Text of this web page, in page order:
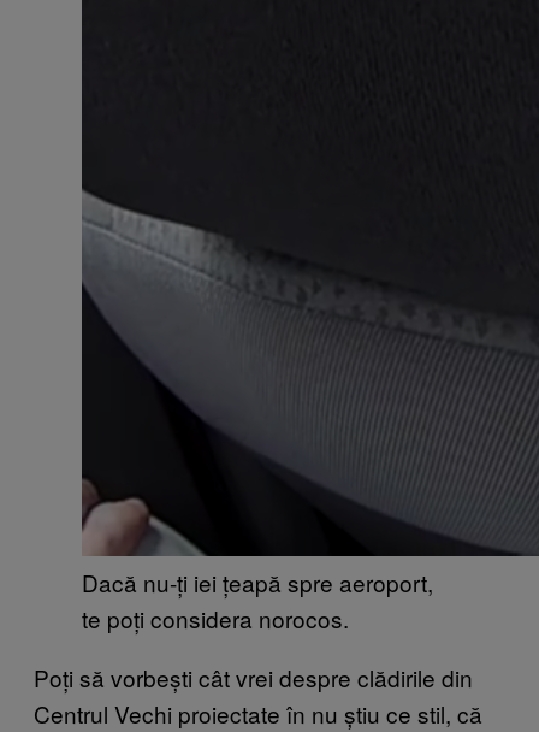
Dacă nu-ți iei țeapă spre aeroport,
te poți considera norocos.
Poți să vorbești cât vrei despre clădirile din
Centrul Vechi proiectate în nu știu ce stil, că